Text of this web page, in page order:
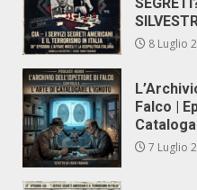
8 Luglio
Falco |
7 Luglio